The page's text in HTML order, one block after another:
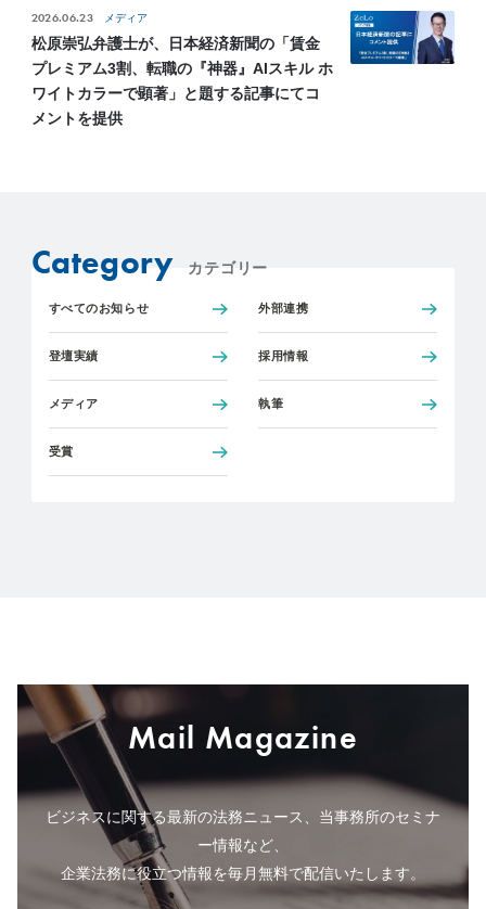
2026.06.23 メディア
松原崇弘弁護士が、日本経済新聞の「賃金
プレミアム3割、転職の『神器』AIスキル ホ
ワイトカラーで顕著」と題する記事にてコ
メントを提供
Category カテゴリー
すべてのお知らせ 外部連携
登壇実績 採用情報
メディア 執筆
受賞
Mail Magazine
ビジネスに関する最新の法務ニュース、当事務所のセミナ
ー情報など、
企業法務に役立つ情報を毎月無料で配信いたします。